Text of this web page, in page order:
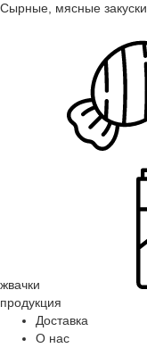
Сырные, мясные закуски
жвачки
продукция
Доставка
О нас